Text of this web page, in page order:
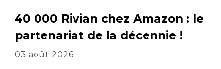
40 000 Rivian chez Amazon : le
partenariat de la décennie !
03 août 2026